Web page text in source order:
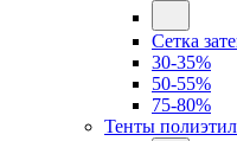
Сетка
30-35%
50-55%
75-80%
Тенты